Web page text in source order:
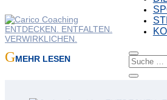
MEHR LESEN